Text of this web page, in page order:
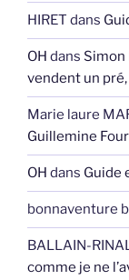
HIRET dans
OH dans Simon
vendent un
Marie laure
Guillemine
OH dans Guide
bonnaventure
BALLAIN-
comme je ne